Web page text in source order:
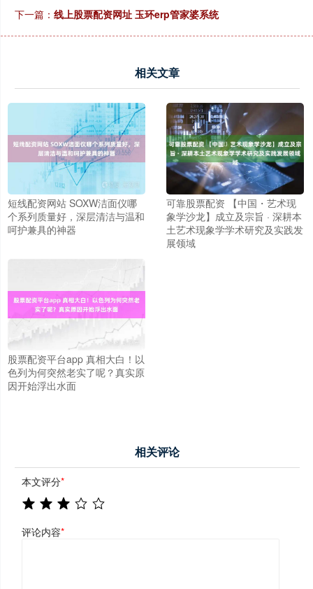
下一篇： 线上股票配资网址 玉环erp管家婆系统
相关文章
短线配资网站 SOXW洁面仪哪
个系列质量好，深层清洁与温和
呵护兼具的神器
可靠股票配资 【中国・艺术现
象学沙龙】成立及宗旨 · 深耕本
土艺术现象学学术研究及实践发
展领域
股票配资平台app 真相大白！以
色列为何突然老实了呢？真实原
因开始浮出水面
相关评论
本文评分*
评论内容*